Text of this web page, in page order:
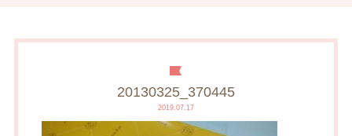
20130325_370445
2019.07.17